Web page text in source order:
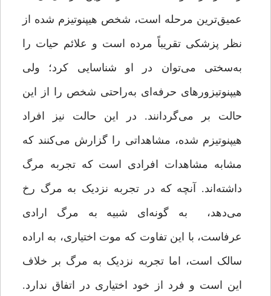
عمیق‌ترین مرحله است، شخص هیپنوتیزم شده از
نظر پزشکی تقریباً مرده است و علائم حیات را
به‌سختی می‌توان در او شناسایی کرد؛ ولی
هیپنوتیزورهای حرفه‌ای به‌راحتی شخص را از این
حالت بر می‌گردانند. در این حالت نیز افراد
هیپنوتیزم شده، مشاهداتی را گزارش می‌کنند که
مشابه مشاهدات افرادی است که تجربه مرگ
داشته‌اند. آنچه که در تجربه نزدیک به مرگ رخ
می‌دهد، به گونه‌ای شبیه به مرگ ارادی
عرفاست، با این تفاوت که موت اختیاری، به اراده
سالک است، اما تجربه نزدیک به مرگ بر خلاف
این است و فرد از خود اختیاری در اتفاق ندارد.